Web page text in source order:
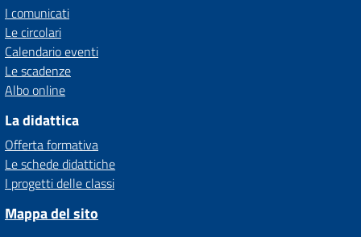
I comunicati
Le circolari
Calendario eventi
Le scadenze
Albo online
La didattica
Offerta formativa
Le schede didattiche
I progetti delle classi
Mappa del sito